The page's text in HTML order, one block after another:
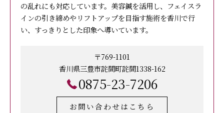
の乱れにも対応しています。美容鍼を活用し、フェイスラ
インの引き締めやリフトアップを目指す施術を香川で行
い、すっきりとした印象へ導いています。
〒769-1101
香川県三豊市詫間町詫間1338-162
0875-23-7206
お問い合わせはこちら